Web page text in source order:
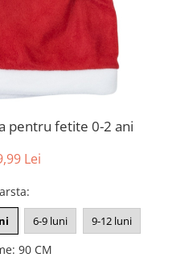
pentru fetite 0-2 ani
Lei
:
6-9 luni 9-12 luni
: 90 CM